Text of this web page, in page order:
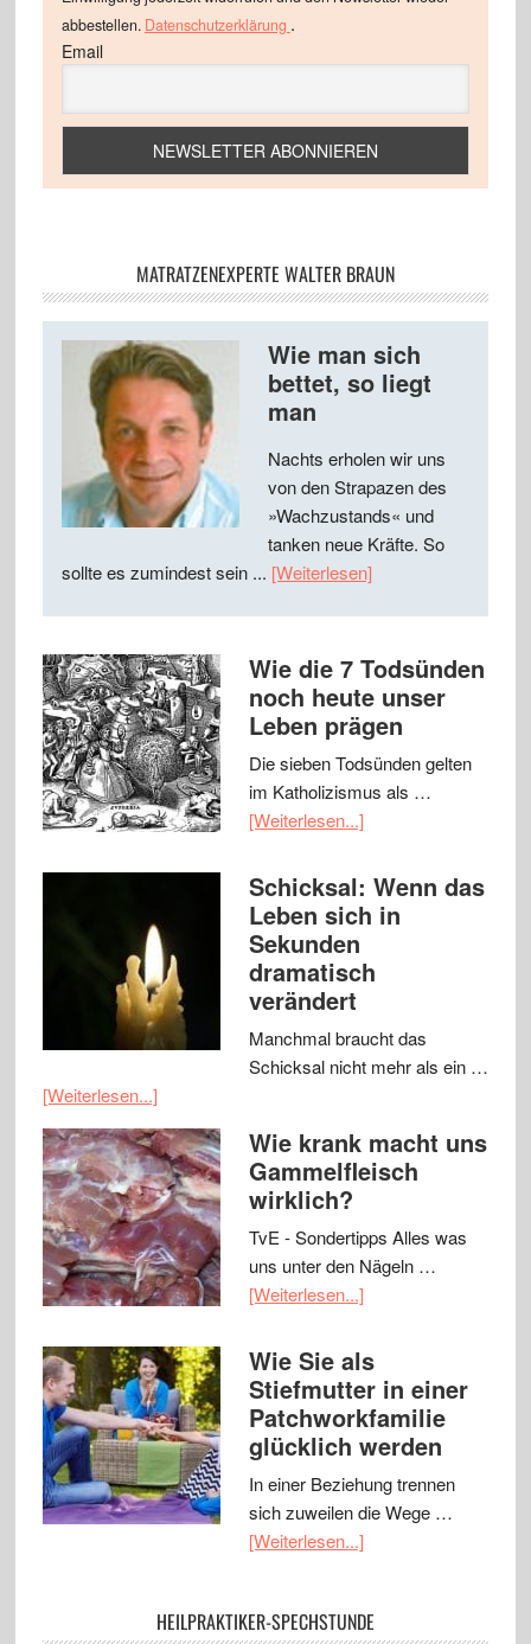
abbestellen. Datenschutzerklärung .
Email
MATRATZENEXPERTE WALTER BRAUN
Wie man sich
bettet, so liegt
man
Nachts erholen wir uns
von den Strapazen des
»Wachzustands« und
tanken neue Kräfte. So
sollte es zumindest sein ... [Weiterlesen]
Wie die 7 Todsünden
noch heute unser
Leben prägen
Die sieben Todsünden gelten
im Katholizismus als …
[Weiterlesen...]
Schicksal: Wenn das
Leben sich in
Sekunden
dramatisch
verändert
Manchmal braucht das
Schicksal nicht mehr als ein …
[Weiterlesen...]
Wie krank macht uns
Gammelfleisch
wirklich?
TvE - Sondertipps Alles was
uns unter den Nägeln …
[Weiterlesen...]
Wie Sie als
Stiefmutter in einer
Patchworkfamilie
glücklich werden
In einer Beziehung trennen
sich zuweilen die Wege …
[Weiterlesen...]
HEILPRAKTIKER-SPECHSTUNDE